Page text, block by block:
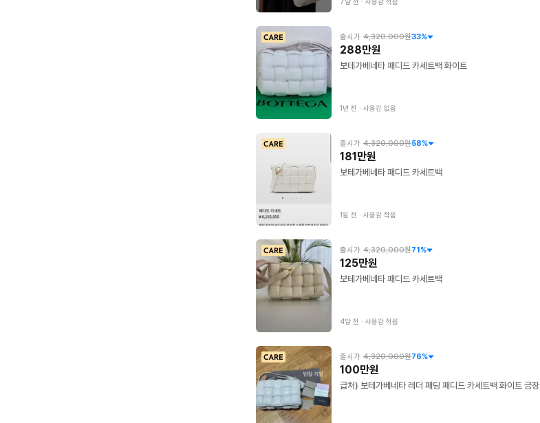
출시가 4,320,000원33%
288만원
보테가베네타 패디드 카세트백 화이트
1년 전 ∙ 사용감 없음
출시가 4,320,000원58%
181만원
보테가베네타 패디드 카세트백
1일 전 ∙ 사용감 적음
출시가 4,320,000원71%
125만원
보테가베네타 패디드 카세트백
4달 전 ∙ 사용감 적음
출시가 4,320,000원76%
100만원
급처) 보테가베네타 레더 패딩 패디드 카세트백 화이트 금장